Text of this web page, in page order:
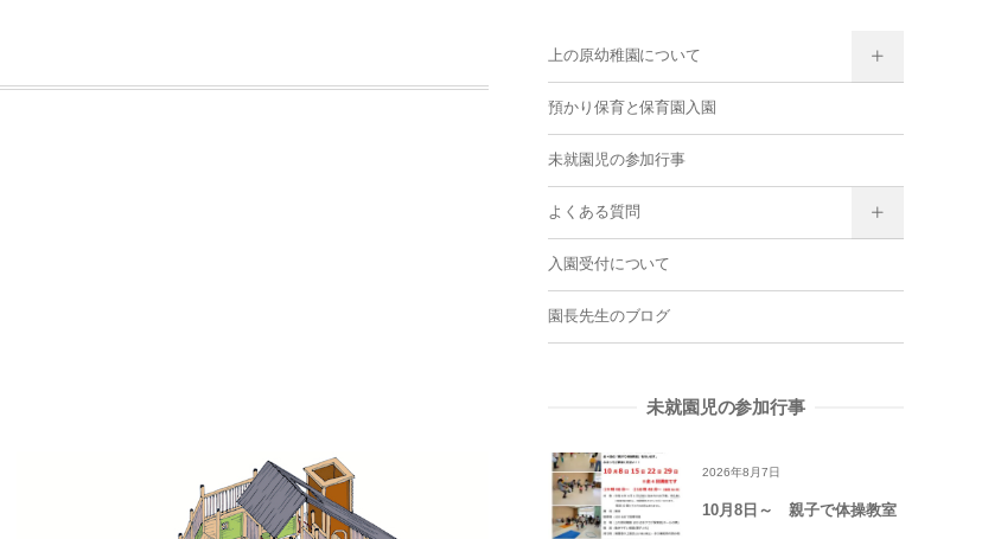
上の原幼稚園について
預かり保育と保育園入園
未就園児の参加行事
よくある質問
入園受付について
園長先生のブログ
未就園児の参加行事
2026年8月7日
10月8日～ 親子で体操教室